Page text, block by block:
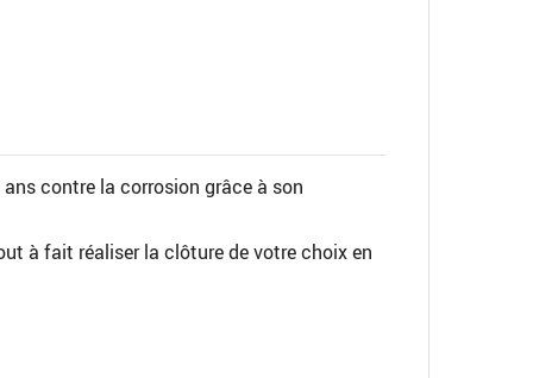
contre la corrosion grâce à son
à fait réaliser la clôture de votre choix en